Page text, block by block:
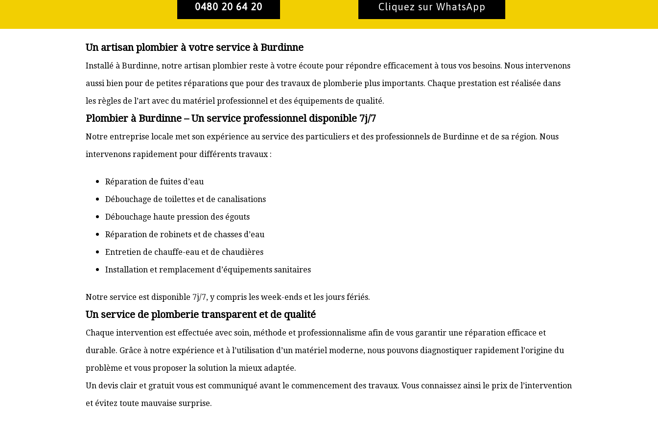
0480 20 64 20 Cliquez sur WhatsApp
Un artisan plombier à votre service à Burdinne
Installé à Burdinne, notre artisan plombier reste à votre écoute pour répondre efficacement à tous vos besoins. Nous intervenons
aussi bien pour de petites réparations que pour des travaux de plomberie plus importants. Chaque prestation est réalisée dans
les règles de l’art avec du matériel professionnel et des équipements de qualité.
Plombier à Burdinne – Un service professionnel disponible 7j/7
Notre entreprise locale met son expérience au service des particuliers et des professionnels de Burdinne et de sa région. Nous
intervenons rapidement pour différents travaux :
Réparation de fuites d’eau
Débouchage de toilettes et de canalisations
Débouchage haute pression des égouts
Réparation de robinets et de chasses d’eau
Entretien de chauffe-eau et de chaudières
Installation et remplacement d’équipements sanitaires
Notre service est disponible 7j/7, y compris les week-ends et les jours fériés.
Un service de plomberie transparent et de qualité
Chaque intervention est effectuée avec soin, méthode et professionnalisme afin de vous garantir une réparation efficace et
durable. Grâce à notre expérience et à l’utilisation d’un matériel moderne, nous pouvons diagnostiquer rapidement l’origine du
problème et vous proposer la solution la mieux adaptée.
Un devis clair et gratuit vous est communiqué avant le commencement des travaux. Vous connaissez ainsi le prix de l’intervention
et évitez toute mauvaise surprise.